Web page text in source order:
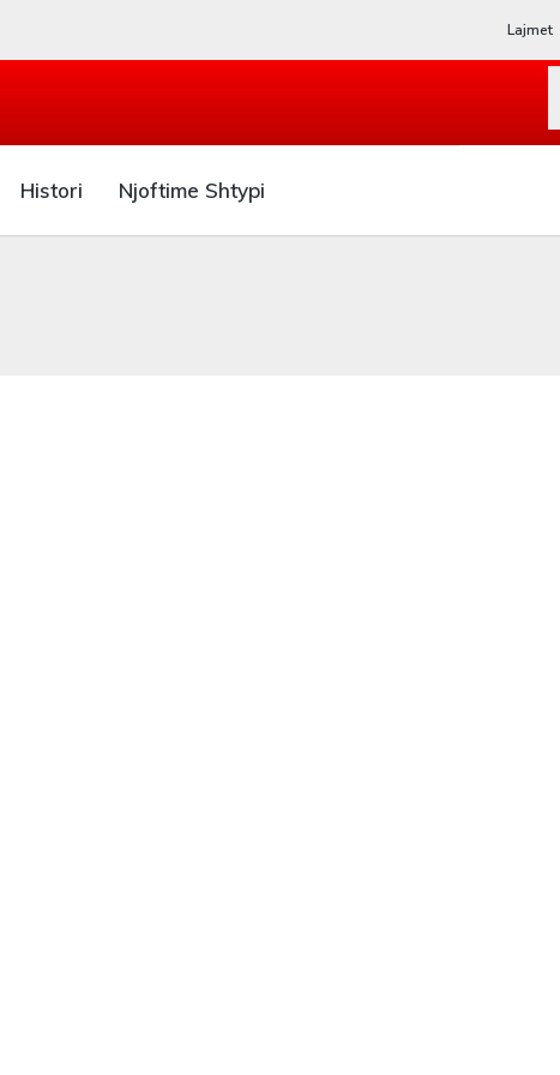
Lajmet
Histori Njoftime Shtypi